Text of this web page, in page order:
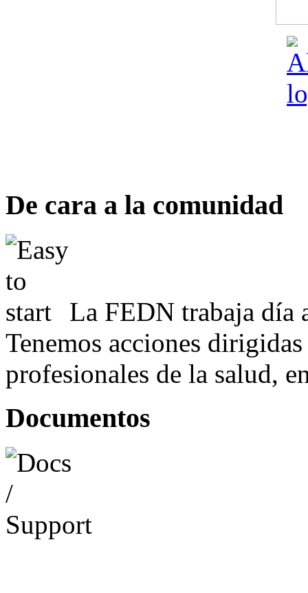
De cara a la comunidad
La FEDN trabaja día
Tenemos acciones
profesionales de la salud,
Documentos